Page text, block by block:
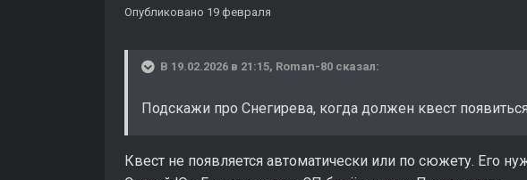
Опубликовано 19 февраля
В 19.02.2026 в 21:15, Roman-80 сказал:
Подскажи про Снегирева, когда должен квест
Квест не появляется автоматически или по сюжету. Его